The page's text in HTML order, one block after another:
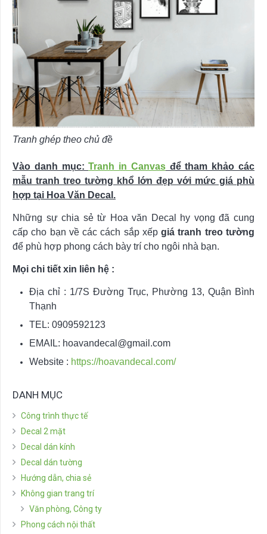
Tranh ghép theo chủ đề
Vào danh mục:Tranh in Canvasđể tham khảo các
mẫu tranh treo tường khổ lớn đẹp với mức giá phù
hợp tại Hoa Văn Decal.
Những sự chia sẻ từ Hoa văn Decal hy vọng đã cung
cấp cho bạn về các cách sắp xếpgiá tranh treo tường
để phù hợp phong cách bày trí cho ngôi nhà bạn.
Mọi chi tiết xin liên hệ :
Địa chỉ : 1/7S Đường Trục, Phường 13, Quận Bình
Thạnh
TEL: 0909592123
EMAIL: hoavandecal@gmail.com
Website : https://hoavandecal.com/
DANH MỤC
Công trình thực tế
Decal 2 mặt
Decal dán kính
Decal dán tường
Hướng dẫn, chia sẻ
Không gian trang trí
Văn phòng, Công ty
Phong cách nội thất